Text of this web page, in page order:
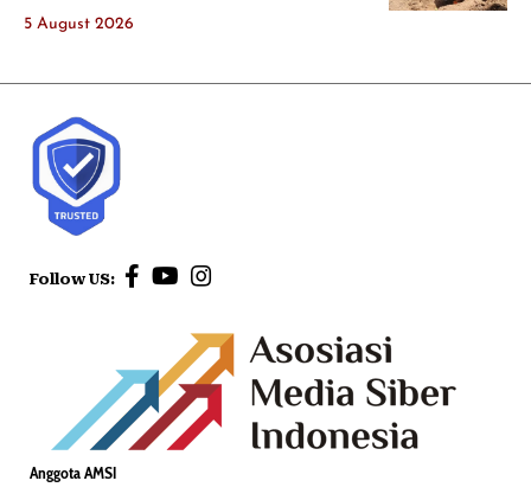
5 August 2026
Follow US:
Anggota AMSI